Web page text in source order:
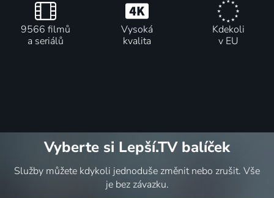
9566 filmů
a seriálů
Vysoká
kvalita
Kdekoli
v EU
Vyberte si Lepší.TV balíček
Služby můžete kdykoli jednoduše změnit nebo zrušit. Vše
je bez závazku.